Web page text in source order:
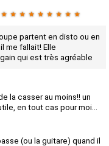
★ ★ ★ ★ ★ ★ ★ ★ ★
partent en disto ou en
me fallait! Elle
qui est très agréable
la casser au moins!! un
en tout cas pour moi...
(ou la guitare) quand il